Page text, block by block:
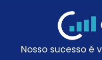
Nosso sucesso é